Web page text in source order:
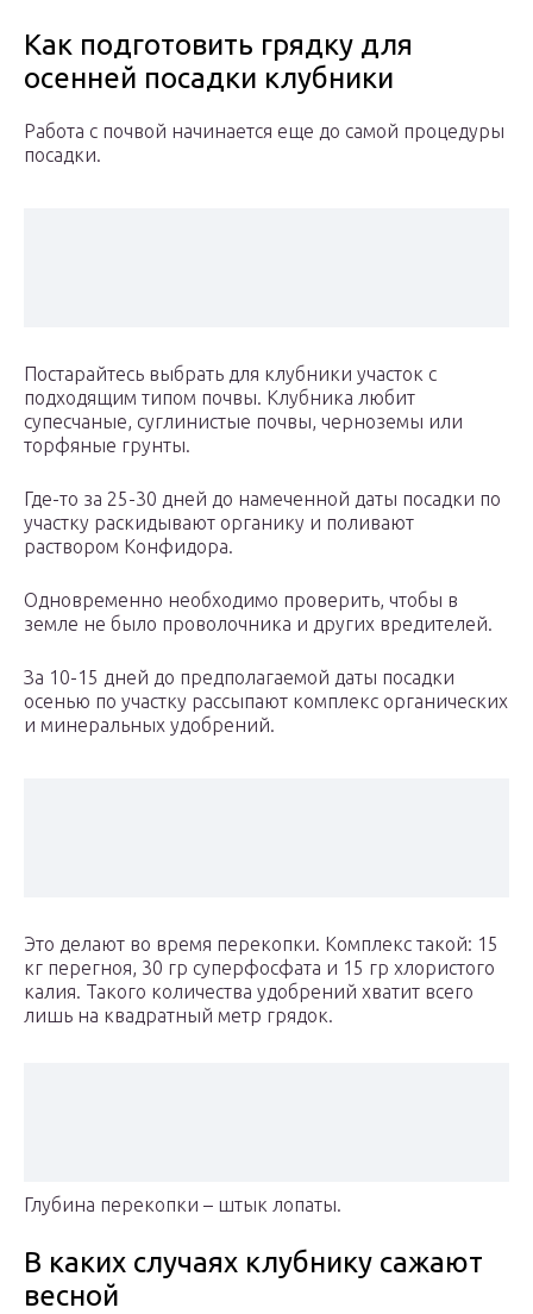
Как подготовить грядку для
осенней посадки клубники
Работа с почвой начинается еще до самой процедуры
посадки.
Постарайтесь выбрать для клубники участок с
подходящим типом почвы. Клубника любит
супесчаные, суглинистые почвы, черноземы или
торфяные грунты.
Где-то за 25-30 дней до намеченной даты посадки по
участку раскидывают органику и поливают
раствором Конфидора.
Одновременно необходимо проверить, чтобы в
земле не было проволочника и других вредителей.
За 10-15 дней до предполагаемой даты посадки
осенью по участку рассыпают комплекс органических
и минеральных удобрений.
Это делают во время перекопки. Комплекс такой: 15
кг перегноя, 30 гр суперфосфата и 15 гр хлористого
калия. Такого количества удобрений хватит всего
лишь на квадратный метр грядок.
Глубина перекопки – штык лопаты.
В каких случаях клубнику сажают
весной